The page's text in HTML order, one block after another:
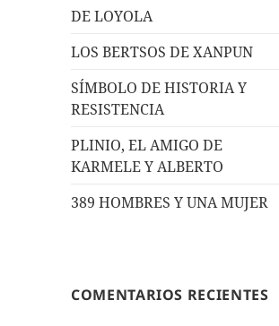
DE LOYOLA
LOS BERTSOS DE XANPUN
SÍMBOLO DE HISTORIA Y
RESISTENCIA
PLINIO, EL AMIGO DE
KARMELE Y ALBERTO
389 HOMBRES Y UNA MUJER
COMENTARIOS RECIENTES